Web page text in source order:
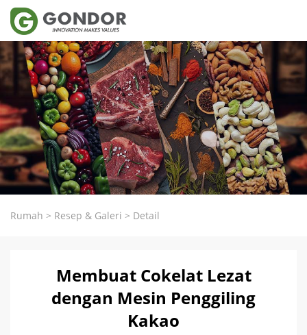
Rumah > Resep & Galeri > Detail
Membuat Cokelat Lezat
dengan Mesin Penggiling
Kakao